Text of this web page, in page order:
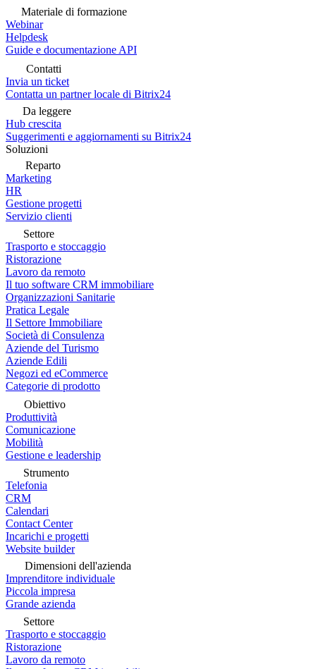
Materiale di formazione
Webinar
Helpdesk
Guide e documentazione API
Contatti
Invia un ticket
Contatta un partner locale di Bitrix24
Da leggere
Hub crescita
Suggerimenti e aggiornamenti su Bitrix24
Soluzioni
Reparto
Marketing
HR
Gestione progetti
Servizio clienti
Settore
Trasporto e stoccaggio
Ristorazione
Lavoro da remoto
Il tuo software CRM immobiliare
Organizzazioni Sanitarie
Pratica Legale
Il Settore Immobiliare
Società di Consulenza
Aziende del Turismo
Aziende Edili
Negozi ed eCommerce
Categorie di prodotto
Obiettivo
Produttività
Comunicazione
Mobilità
Gestione e leadership
Strumento
Telefonia
CRM
Calendari
Contact Center
Incarichi e progetti
Website builder
Dimensioni dell'azienda
Imprenditore individuale
Piccola impresa
Grande azienda
Settore
Trasporto e stoccaggio
Ristorazione
Lavoro da remoto